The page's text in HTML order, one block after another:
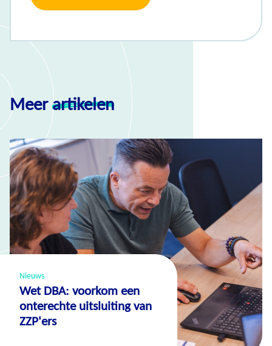
Meerartikelen
Nieuws
Wet DBA: voorkom een
onterechte uitsluiting van
ZZP'ers